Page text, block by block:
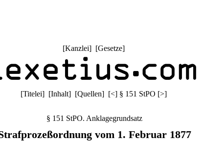
[Kanzlei] [Gesetze]
[Titelei] [Inhalt] [Quellen] [<] § 151 StPO [>]
§ 151 StPO. Anklagegrundsatz
vom 1. Februar 1877